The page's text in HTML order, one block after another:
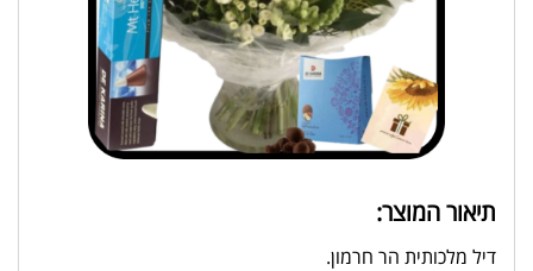
תיאור המוצר:
דיל מלכותית הר חרמון.